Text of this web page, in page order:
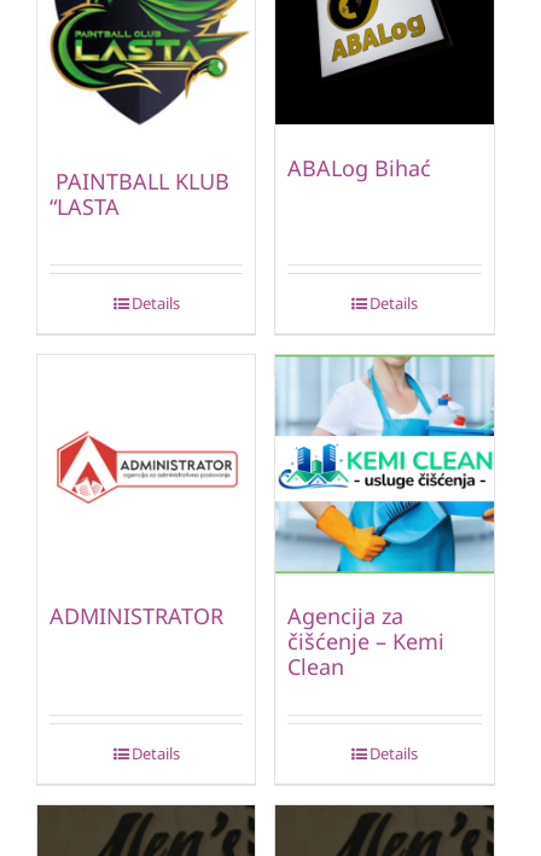
PAINTBALL KLUB
“LASTA
Details
ABALog Bihać
Details
ADMINISTRATOR
Details
Agencija za
čišćenje – Kemi
Clean
Details